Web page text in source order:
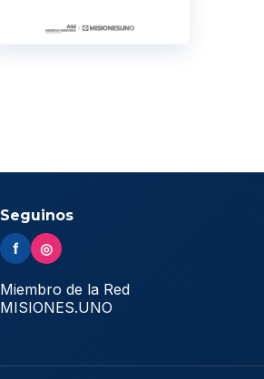
Seguinos
f ◎
Miembro de la Red
MISIONES.UNO